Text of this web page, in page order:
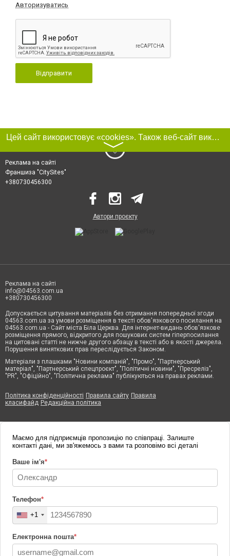
Авторизуватись
Відправити
Цей сайт використовує «cookies». Також веб-сайт використовує інтернет-сервіс для збору технічних даних стосовно відвідувачів з метою отримання маркетингової та статистичної інформації. Умови обробки даних відвідувачів сайту див.
〉
Реклама на сайті
Франшиза "CitySites"
+380730456300
Автори проєкту
Реклама на сайті
info@04563.com.ua
+380730456300
Допускається цитування матеріалів без отримання попередньої згоди
04563.com.ua за умови розміщення в тексті обов'язкового посилання на
04563.com.ua - Сайт міста Біла Церква. Для інтернет-видань обов'язкове
розміщення прямого, відкритого для пошукових систем гіперпосилання
на цитовані статті не нижче другого абзацу в тексті або в якості джерела.
Порушення виняткових прав переслідується Законом.
Матеріали з плашками "Новини компаній", "Промо", "Партнерський
матеріал", "Партнерський спецпроєкт", "Політичні новини", "Пресреліз",
"PR", "Офіційно", "Політична реклама" публікуються на правах реклами.
Політика конфіденційності Правила сайту Правила
класифайд Редакційна політика
Маємо для підприємців пропозицію по співпраці. Залиште
контакті дані, ми зв'яжемось з вами та розповімо всі деталі
Ваше ім'я*
Телефон*
+1
Електронна пошта*